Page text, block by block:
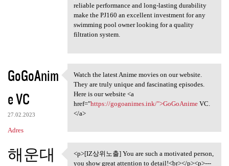
reliable performance and long-lasting durability
make the PJ160 an excellent investment for any
swimming pool owner looking for a quality
filtration system.
GoGoAnim
e VC
27.02.2023
Adres
Watch the latest Anime movies
Watch the latest Anime movies on our website.
They are truly unique and fascinating episodes.
Here is our website <a
href="https://gogoanimes.ink/">GoGoAnimeVC.
</a>
해운대
<p>[IZ상위노출] You are such a
<p>[IZ상위노출] You are such a motivated person,
you show great attention to detail!<br></p><p>---